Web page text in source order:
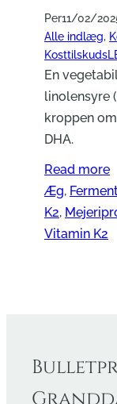
Per11/02/
Alle indlæg,
En
linolensyre
kroppen
DHA.
Read more
Æg,
K2,
Vitamin K2